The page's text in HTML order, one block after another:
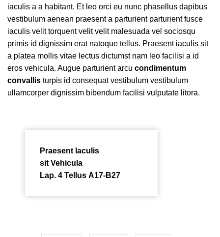
iaculis a a habitant. Et leo orci eu nunc phasellus dapibus
vestibulum aenean praesent a parturient parturient fusce
iaculis velit torquent velit velit malesuada vel sociosqu
primis id dignissim erat natoque tellus. Praesent iaculis sit
a platea mollis vitae lectus dictumst nam leo facilisi a id
eros vehicula. Augue parturient arcu condimentum
convallis turpis id consequat vestibulum vestibulum
ullamcorper dignissim bibendum facilisi vulputate litora.
Praesent Iaculis
sit Vehicula
Lap. 4 Tellus A17-B27